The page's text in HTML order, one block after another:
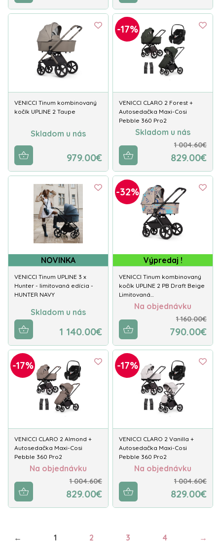
VENICCI Tinum kombinovaný
kočík UPLINE 2 Taupe
Skladom u nás
979.00€
-17%
VENICCI CLARO 2 Forest +
Autosedačka Maxi-Cosi
Pebble 360 Pro2
Skladom u nás
1 004.60€
829.00€
NOVINKA
VENICCI Tinum UPLINE 3 x
Hunter - limitovaná edícia -
HUNTER NAVY
Skladom u nás
1 140.00€
-32%
Výpredaj !
VENICCI Tinum kombinovaný
kočík UPLINE 2 PB Draft Beige
Limitovaná…
Na objednávku
1 160.00€
790.00€
-17%
VENICCI CLARO 2 Almond +
Autosedačka Maxi-Cosi
Pebble 360 Pro2
Na objednávku
1 004.60€
829.00€
-17%
VENICCI CLARO 2 Vanilla +
Autosedačka Maxi-Cosi
Pebble 360 Pro2
Na objednávku
1 004.60€
829.00€
← 1 2 3 4 →